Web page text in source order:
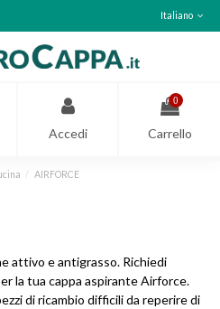
Italiano
Accedi
0
Carrello
AIRFORCE
attivo e antigrasso. Richiedi
la tua cappa aspirante Airforce.
di ricambio difficili da reperire di